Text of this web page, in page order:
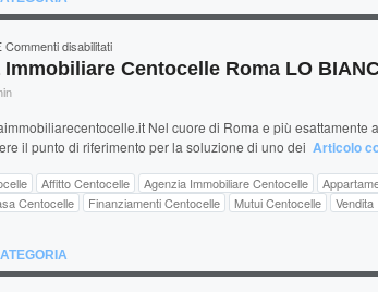
Commenti disabilitatisu
Agenzia
Roma
LO
Immobiliare Centocelle Roma LO
Nel cuore di Roma e più esattamente
il punto di riferimento per la soluzione di uno dei Articolo
Affitto Centocelle Agenzia Immobiliare Centocelle
Centocelle
Finanziamenti Centocelle Mutui Centocelle Vendita